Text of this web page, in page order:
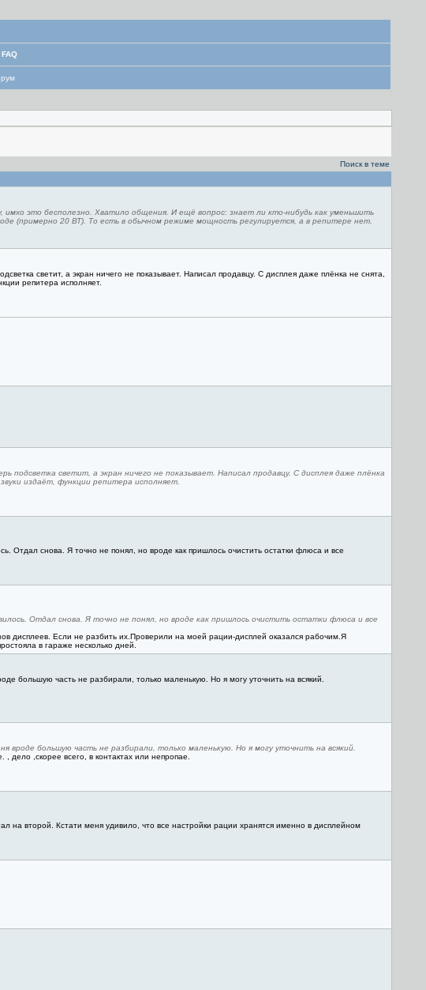
FAQ
Поиск в теме
это бесполезно. Хватило общения. И ещё вопрос: знает ли кто-нибудь как уменьшить
(примерно 20 ВТ). То есть в обычном режиме мощность регулируется, а в репитере нет.
светит, а экран ничего не показывает. Написал продавцу. С дисплея даже плёнка не снята,
репитера исполняет.
светит, а экран ничего не показывает. Написал продавцу. С дисплея даже плёнка
издаёт, функции репитера исполняет.
Отдал снова. Я точно не понял, но вроде как пришлось очистить остатки флюса и все
Отдал снова. Я точно не понял, но вроде как пришлось очистить остатки флюса и все
дисплеев. Если не разбить их.Проверили на моей рации-дисплей оказался рабочим.Я
в гараже несколько дней.
большую часть не разбирали, только маленькую. Но я могу уточнить на всякий.
большую часть не разбирали, только маленькую. Но я могу уточнить на всякий.
,скорее всего, в контактах или непропае.
второй. Кстати меня удивило, что все настройки рации хранятся именно в дисплейном